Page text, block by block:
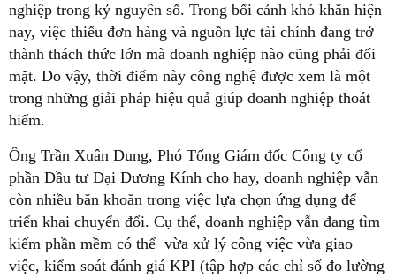
nghiệp trong kỷ nguyên số. Trong bối cảnh khó khăn hiện
nay, việc thiếu đơn hàng và nguồn lực tài chính đang trở
thành thách thức lớn mà doanh nghiệp nào cũng phải đối
mặt. Do vậy, thời điểm này công nghệ được xem là một
trong những giải pháp hiệu quả giúp doanh nghiệp thoát
hiểm.
Ông Trần Xuân Dung, Phó Tổng Giám đốc Công ty cổ
phần Đầu tư Đại Dương Kính cho hay, doanh nghiệp vẫn
còn nhiều băn khoăn trong việc lựa chọn ứng dụng để
triển khai chuyển đổi. Cụ thể, doanh nghiệp vẫn đang tìm
kiếm phần mềm có thể vừa xử lý công việc vừa giao
việc, kiểm soát đánh giá KPI (tập hợp các chỉ số đo lường